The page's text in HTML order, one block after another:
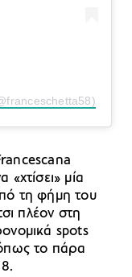
μία
τη φήμη του
πλέον στη
spots
το πάρα